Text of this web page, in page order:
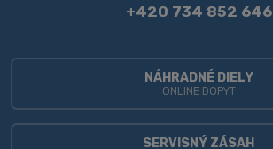
+420 734 852 646
NÁHRADNÉ DIELY
ONLINE DOPYT
SERVISNÝ ZÁSAH